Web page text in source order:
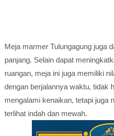
Meja marmer Tulungagung juga
panjang. Selain dapat
ruangan, meja ini juga memiliki
dengan berjalannya waktu, tidak
mengalami kenaikan, tetapi juga
terlihat indah dan mewah.